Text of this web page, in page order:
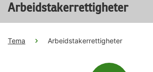
Arbeidstakerrettigheter
Tema Arbeidstakerrettigheter